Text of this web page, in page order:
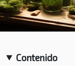
Contenido